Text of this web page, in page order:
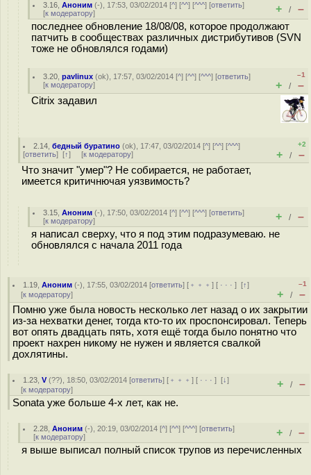
3.16 ,Аноним (-), 17:53, 03/02/2014 [^] [^^] [^^^] [ответить]
[к модератору] + / –
последнее обновление 18/08/08, которое продолжают
патчить в сообществах различных дистрибутивов (SVN
тоже не обновлялся годами)
3.20 ,pavlinux (ok), 17:57, 03/02/2014 [^] [^^] [^^^] [ответить]
[к модератору]
–1
+ / –
Citrix задавил
2.14 ,бедный буратино (ok), 17:47, 03/02/2014 [^] [^^] [^^^]
[ответить] [↑] [к модератору]
+2
+ / –
Что значит "умер"? Не собирается, не работает,
имеется критичнючая уязвимость?
3.15 ,Аноним (-), 17:50, 03/02/2014 [^] [^^] [^^^] [ответить]
[к модератору] + / –
я написал сверху, что я под этим подразумеваю. не
обновлялся с начала 2011 года
1.19 ,Аноним (-), 17:55, 03/02/2014 [ответить] [ ﹢﹢﹢] [ · · ·][↑]
[к модератору]
–1
+ / –
Помню уже была новость несколько лет назад о их закрытии
из-за нехватки денег, тогда кто-то их проспонсировал. Теперь
вот опять двадцать пять, хотя ещё тогда было понятно что
проект нахрен никому не нужен и является свалкой
дохлятины.
1.23 ,V (??), 18:50, 03/02/2014 [ответить] [ ﹢﹢﹢] [ · · ·][↓]
[к модератору] + / –
Sonata уже больше 4-х лет, как не.
2.28 ,Аноним (-), 20:19, 03/02/2014 [^] [^^] [^^^] [ответить]
[к модератору] + / –
я выше выписал полный список трупов из перечисленных